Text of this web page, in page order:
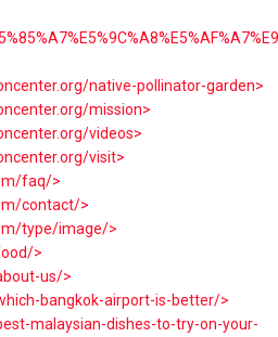
native-pollinator-garden>
mission>
videos>
visit>
faq/>
contact/>
type/image/>
>
us/>
bangkok-airport-is-better/>
malaysian-dishes-to-try-on-your-